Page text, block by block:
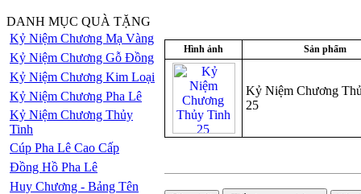
DANH MỤC QUÀ TẶNG
Kỷ Niệm Chương Mạ Vàng
Kỷ Niệm Chương Gỗ Đồng
Kỷ Niệm Chương Kim Loại
Kỷ Niệm Chương Pha Lê
Kỷ Niệm Chương Thủy
Tinh
Cúp Pha Lê Cao Cấp
Đồng Hồ Pha Lê
Huy Chương - Bảng Tên
Hình ảnh Sản phẩm
Kỷ Niệm Chương
25